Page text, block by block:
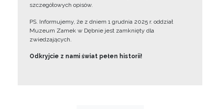
szczegółowych opisów.
PS. Informujemy, że z dniem 1 grudnia 2025 r. oddział
Muzeum Zamek w Dębnie jest zamknięty dla
zwiedzających.
Odkryjcie z nami świat pełen historii!